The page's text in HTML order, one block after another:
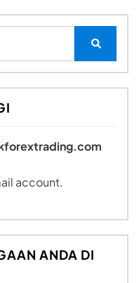
account.
ANDA DI